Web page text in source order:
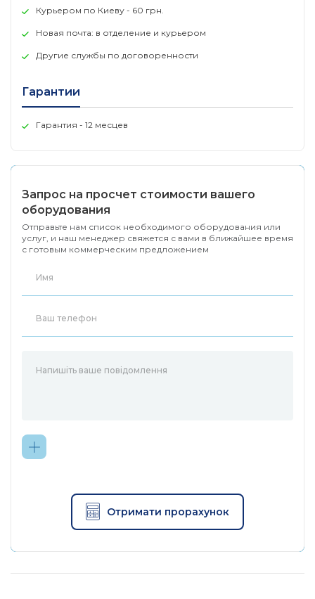
Курьером по Киеву - 60 грн.
Новая почта: в отделение и курьером
Другие службы по договоренности
Гарантии
Гарантия - 12 месцев
Запрос на просчет стоимости вашего
оборудования
Отправьте нам список необходимого оборудования или
услуг, и наш менеджер свяжется с вами в ближайшее время
с готовым коммерческим предложением
Отримати прорахунок